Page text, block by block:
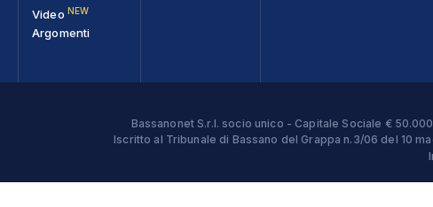
Video NEW
Argomenti
Bassanonet S.r.l. socio unico - Capitale Sociale €
Iscritto al Tribunale di Bassano del Grappa n.3/06 del 10